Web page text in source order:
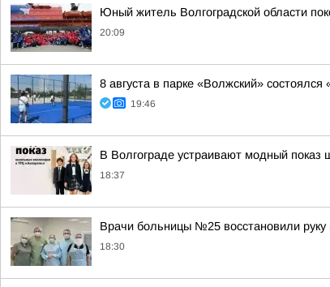
Юный житель Волгоградской области
20:09
8 августа в парке «Волжский»
19:46
В Волгограде устраивают модный
18:37
Врачи больницы №25 восстановили
18:30